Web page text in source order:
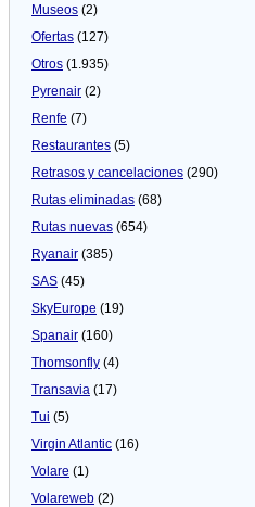
Museos (2)
Ofertas (127)
Otros (1.935)
Pyrenair (2)
Renfe (7)
Restaurantes (5)
Retrasos y cancelaciones (290)
Rutas eliminadas (68)
Rutas nuevas (654)
Ryanair (385)
SAS (45)
SkyEurope (19)
Spanair (160)
Thomsonfly (4)
Transavia (17)
Tui (5)
Virgin Atlantic (16)
Volare (1)
Volareweb (2)